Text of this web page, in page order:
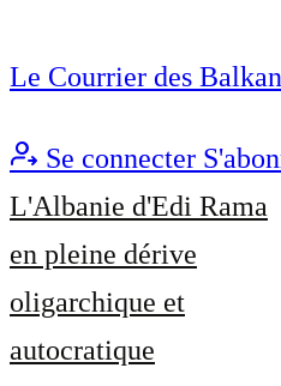
Le Courrier des
Se connecter
L'Albanie d'Edi Rama
en pleine dérive
oligarchique et
autocratique